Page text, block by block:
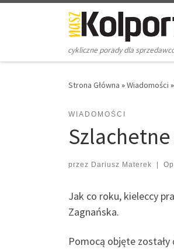
Skip to content
cykliczne porady dla
Strona Główna »Wiadomości »
WIADOMOŚCI
przez Dariusz Materek
Jak co roku, kieleccy
Zagnańska.
Pomocą objęte